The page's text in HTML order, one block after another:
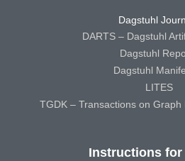
Dagstuhl
DARTS – Dagstuhl
Dagstuhl
Dagstuhl
LITES
TGDK – Transactions on Graph
Instructions for